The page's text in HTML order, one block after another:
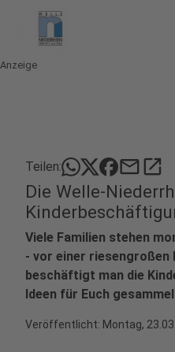
Anzeige
Teilen: mailopen_in_new
Die Welle-
Viele Familien stehen
- vor einer riesengroßen
beschäftigt man die
Ideen für Euch
Veröffentlicht: Montag,